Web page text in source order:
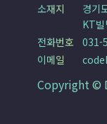
소재지
경기
KT빌
전화번호
031-
이메일
Copyright ©